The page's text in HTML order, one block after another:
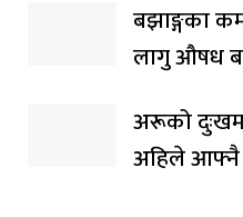
बझाङ्गका
लागु औषध
अरूको
अहिले आफ्नै